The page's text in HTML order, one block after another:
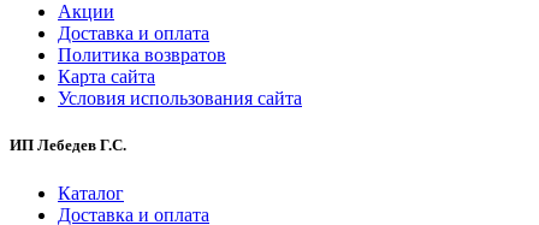
Акции
Доставка и оплата
Политика возвратов
Карта сайта
Условия использования сайта
ИП Лебедев Г.С.
Каталог
Доставка и оплата